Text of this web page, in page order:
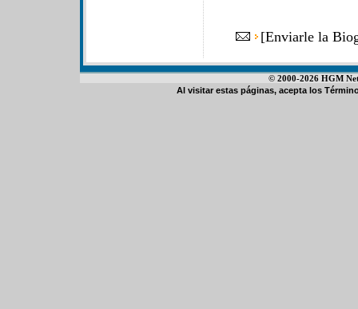
[Enviarle la
© 2000-2026 HGM
Al visitar estas páginas, acepta los